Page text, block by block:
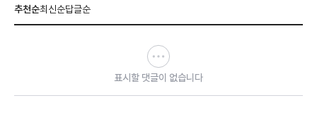
추천순최신순답글순
표시할 댓글이 없습니다